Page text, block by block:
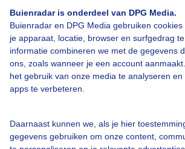
Buienradar is onderdeel van DPG Media.
Buienradar en DPG Media gebruiken
je apparaat, locatie, browser en surfgedrag
informatie combineren we met de gegevens
ons, zoals wanneer je een account
het gebruik van onze media te analyseren
apps te verbeteren.
Daarnaast kunnen we, als je hier
gegevens gebruiken om onze content,
Wolken
Bekijk slideshow
Een moment geduld aub...